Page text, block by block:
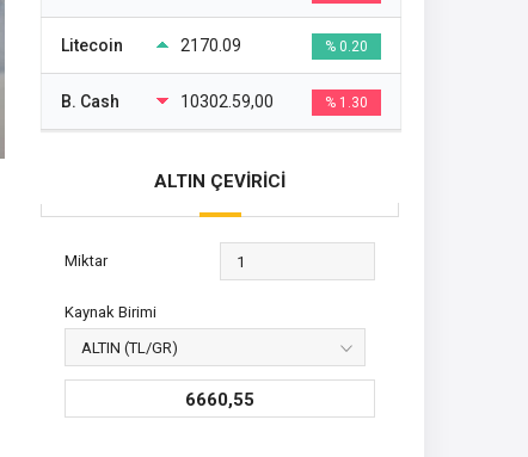
Litecoin 2170.09 % 0.20
B. Cash 10302.59,00 % 1.30
ALTIN ÇEVİRİCİ
Miktar
Kaynak Birimi
6660,55